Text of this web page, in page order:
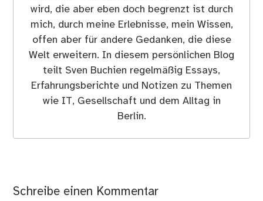
wird, die aber eben doch begrenzt ist durch
mich, durch meine Erlebnisse, mein Wissen,
offen aber für andere Gedanken, die diese
Welt erweitern. In diesem persönlichen Blog
teilt Sven Buchien regelmäßig Essays,
Erfahrungsberichte und Notizen zu Themen
wie IT, Gesellschaft und dem Alltag in
Berlin.
Schreibe einen Kommentar